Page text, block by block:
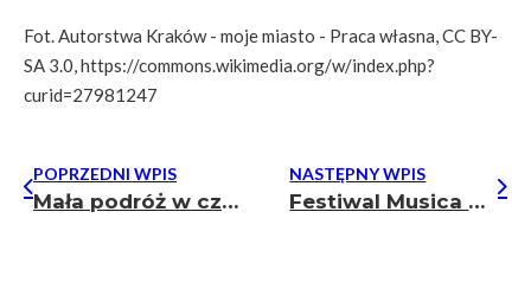
Fot. Autorstwa Kraków - moje miasto - Praca własna, CC BY-
SA 3.0, https://commons.wikimedia.org/w/index.php?
curid=27981247
POPRZEDNI WPIS
Mała podróż w czasie – średniowieczny Kraków
NASTĘPNY WPIS
Festiwal Musica Divina 2025 – wyjątkowe spotkanie z sacrum